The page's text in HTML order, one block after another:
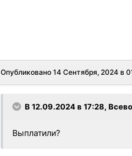
Опубликовано 14 Сентября, 2024 в
В 12.09.2024 в 17:28,
Выплатили?